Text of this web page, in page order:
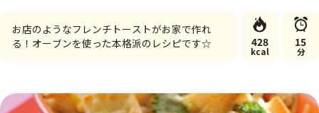
お店のようなフレンチトーストがお家で作れ
る！オーブンを使った本格派のレシピです☆
428
kcal
15
分